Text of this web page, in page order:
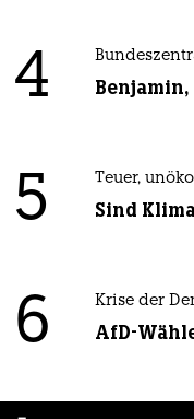
4
5 Teuer,
Sind
6 Krise der
AfD-